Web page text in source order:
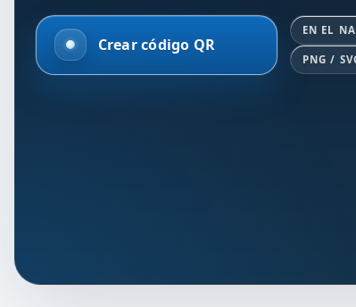
Crear código QR
EN EL
PNG /